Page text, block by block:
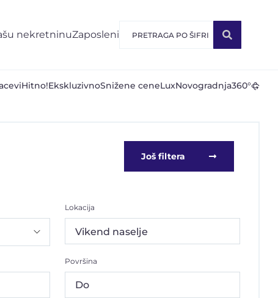
nekretninuZaposleni
Hitno!EkskluzivnoSnižene ceneLuxNovogradnja360°
Još filtera
Lokacija
Vikend naselje
Površina